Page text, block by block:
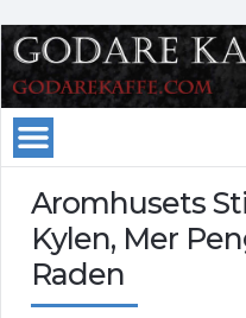
Aromhusets
Kylen, Mer
Raden